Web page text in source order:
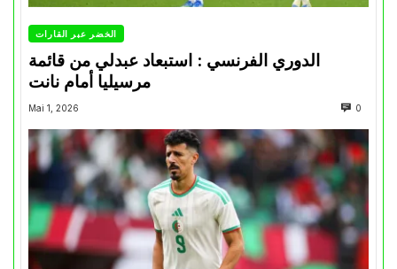
الخضر عبر القارات
الدوري الفرنسي : استبعاد عبدلي من قائمة
مرسيليا أمام نانت
Mai 1, 2026 0